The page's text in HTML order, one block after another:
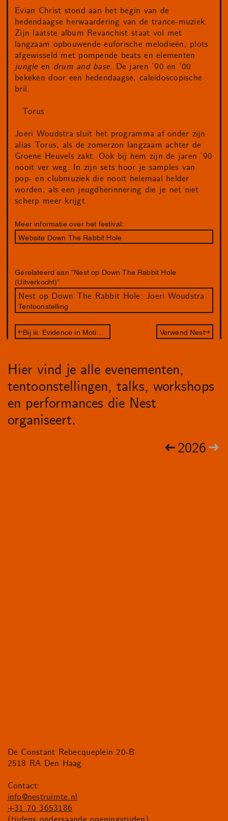
Evian Christ stond aan het begin van de
hedendaagse herwaardering van de trance-muziek.
Zijn laatste album Revanchist staat vol met
langzaam opbouwende euforische melodieën, plots
afgewisseld met pompende beats en elementen
jungleen drum and base. De jaren ’90 en ’00
bekeken door een hedendaagse, caleidoscopische
bril.
Torus
Joeri Woudstra sluit het programma af onder zijn
alias Torus, als de zomerzon langzaam achter de
Groene Heuvels zakt. Ook bij hem zijn de jaren ’90
nooit ver weg. In zijn sets hoor je samples van
pop- en clubmuziek die nooit helemaal helder
worden, als een jeugdherinnering die je net niet
scherp meer krijgt.
Meer informatie over het festival:
Website Down The Rabbit Hole
Gerelateerd aan “Nest op Down The Rabbit Hole
(Uitverkocht)”
Nest op Down The Rabbit Hole: Joeri Woudstra
Tentoonstelling
Verwend Nest
Hier vind je alle evenementen,
tentoonstellingen, talks, workshops
en performances die Nest
organiseert.
2026
De Constant Rebecqueplein 20-B
2518 RA Den Haag
Contact:
info@nestruimte.nl
+31 70 3653186